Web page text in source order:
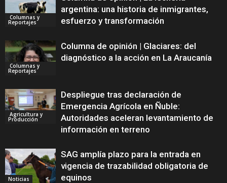
Columnas y
Reportajes
argentina: una historia de inmigrantes,
esfuerzo y transformación
Columnas y
Reportajes
Columna de opinión | Glaciares: del
diagnóstico a la acción en La Araucanía
Agricultura y
Producción
Despliegue tras declaración de
Emergencia Agrícola en Ñuble:
Autoridades aceleran levantamiento de
información en terreno
Noticias
SAG amplía plazo para la entrada en
vigencia de trazabilidad obligatoria de
equinos